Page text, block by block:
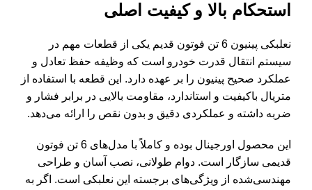
استحکام بالا و کیفیت اصلی
نعلبکی پینیون 6 تن فوتون قدیم یکی از قطعات مهم در
سیستم انتقال قدرت خودرو است که وظیفه حفظ تعادل و
عملکرد صحیح پینیون را بر عهده دارد. این قطعه با استفاده از
متریال باکیفیت و استاندارد، مقاومت بالایی در برابر فشار و
ضربه داشته و عملکردی دقیق و بدون نقص را ارائه می‌دهد.
این محصول اورجینال بوده و کاملاً با مدل‌های 6 تن فوتون
قدیمی سازگار است. دوام طولانی، نصب آسان و طراحی
مهندسی‌شده از ویژگی‌های برجسته این نعلبکی است. اگر به